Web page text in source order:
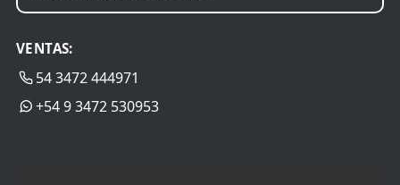
VENTAS:
54 3472 444971
+54 9 3472 530953